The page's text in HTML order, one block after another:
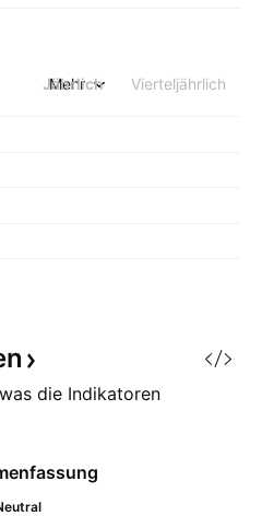
Jährlich Vierteljährlich
Mehr
die Indikatoren